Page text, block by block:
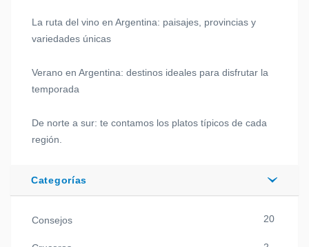
La ruta del vino en Argentina: paisajes, provincias y
variedades únicas
Verano en Argentina: destinos ideales para disfrutar la
temporada
De norte a sur: te contamos los platos típicos de cada
región.
Categorías
Consejos 20